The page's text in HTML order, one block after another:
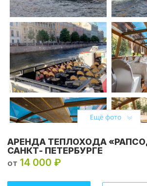
АРЕНДА ТЕПЛОХОДА
САНКТ- ПЕТЕРБУРГЕ
от 14 000 ₽